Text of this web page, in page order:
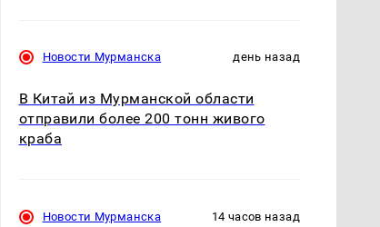
Новости Мурманска день назад
В Китай из Мурманской области
отправили более 200 тонн живого
краба
Новости Мурманска 14 часов назад